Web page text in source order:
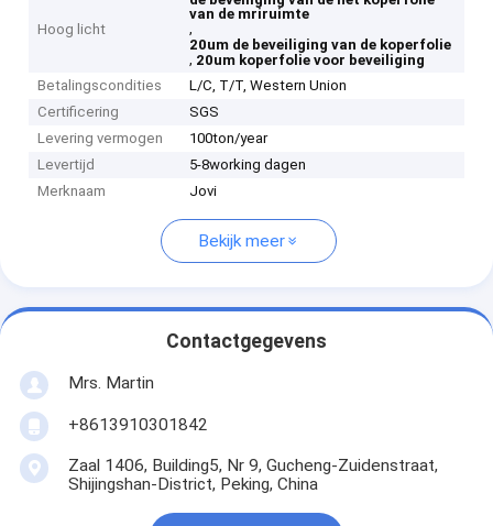
Hoog licht
van de mriruimte
,
20um de beveiliging van de koperfolie
, 20um koperfolie voor beveiliging
Betalingscondities
L/C, T/T, Western Union
Certificering
SGS
Levering vermogen
100ton/year
Levertijd
5-8working dagen
Merknaam
Jovi
Bekijk meer
Contactgegevens
Mrs. Martin
+8613910301842
Zaal 1406, Building5, Nr 9, Gucheng-Zuidenstraat,
Shijingshan-District, Peking, China